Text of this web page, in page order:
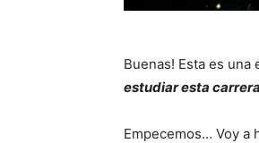
Buenas! Esta es
estudiar esta
Empecemos… Voy a